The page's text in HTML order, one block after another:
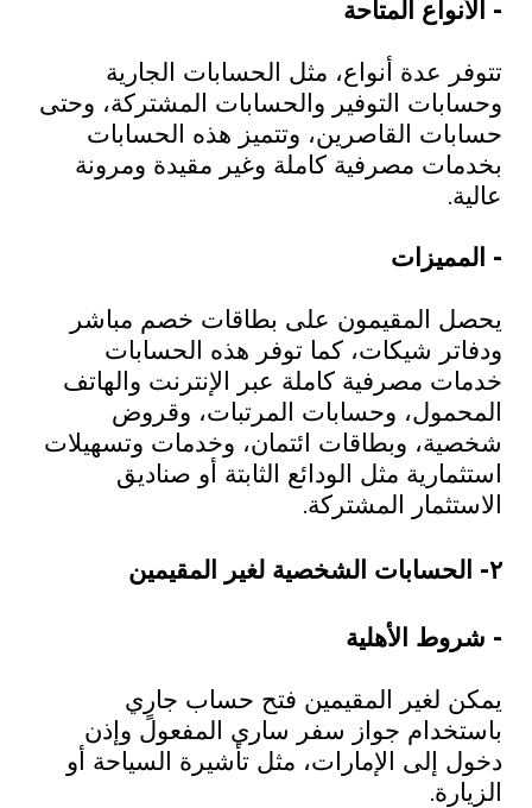
- الأنواع المتاحة
تتوفر عدة أنواع، مثل الحسابات الجارية
وحسابات التوفير والحسابات المشتركة، وحتى
حسابات القاصرين، وتتميز هذه الحسابات
بخدمات مصرفية كاملة وغير مقيدة ومرونة
عالية.
- المميزات
يحصل المقيمون على بطاقات خصم مباشر
ودفاتر شيكات، كما توفر هذه الحسابات
خدمات مصرفية كاملة عبر الإنترنت والهاتف
المحمول، وحسابات المرتبات، وقروض
شخصية، وبطاقات ائتمان، وخدمات وتسهيلات
استثمارية مثل الودائع الثابتة أو صناديق
الاستثمار المشتركة.
٢- الحسابات الشخصية لغير المقيمين
- شروط الأهلية
يمكن لغير المقيمين فتح حساب جارٍي
باستخدام جواز سفر ساري المفعول وإذن
دخول إلى الإمارات، مثل تأشيرة السياحة أو
الزيارة.